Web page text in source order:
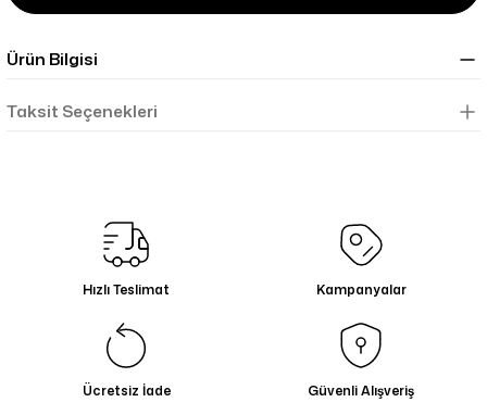
Ürün Bilgisi
Taksit Seçenekleri
Hızlı Teslimat Kampanyalar
Ücretsiz İade Güvenli Alışveriş